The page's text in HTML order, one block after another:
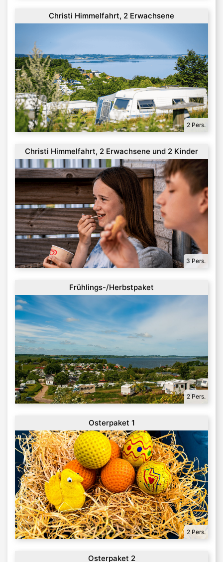
Christi Himmelfahrt, 2 Erwachsene
2 Pers.
Christi Himmelfahrt, 2 Erwachsene und 2 Kinder
3 Pers.
Frühlings-/Herbstpaket
2 Pers.
Osterpaket 1
2 Pers.
Osterpaket 2